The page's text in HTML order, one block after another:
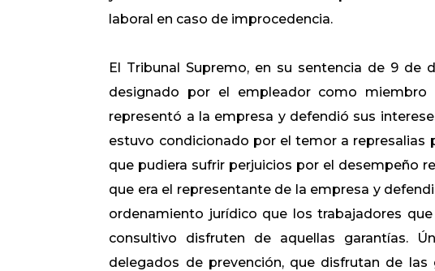
laboral en caso de improcedencia.
El Tribunal Supremo, en su sentencia de 9 de
designado por el empleador como
representó a la empresa y defendió sus
estuvo condicionado por el temor a
que pudiera sufrir perjuicios por el desempeño
que era el representante de la empresa y
ordenamiento jurídico que los trabajadores
consultivo disfruten de aquellas garantías.
delegados de prevención, que disfrutan de